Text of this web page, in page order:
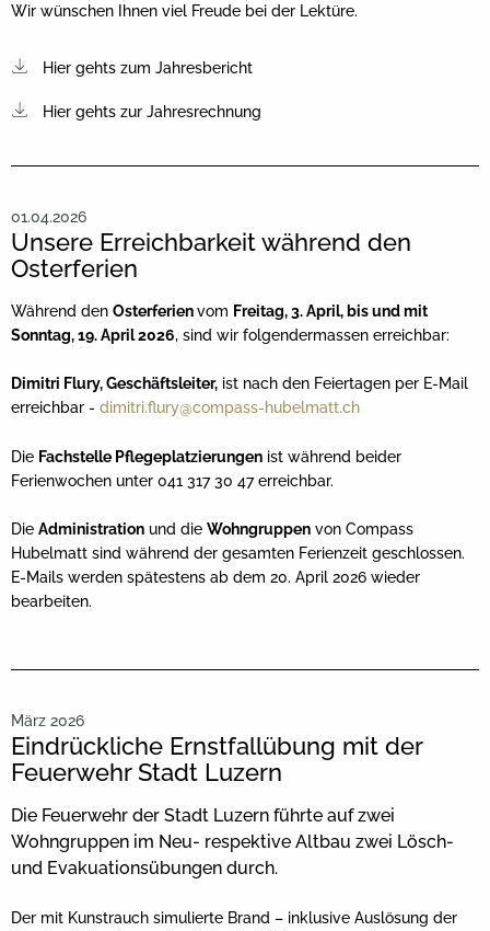
Wir wünschen Ihnen viel Freude bei der Lektüre.
Hier gehts zum Jahresbericht
Hier gehts zur Jahresrechnung
01.04.2026
Unsere Erreichbarkeit während den
Osterferien
Während den Osterferienvom Freitag, 3. April, bis und mit
Sonntag, 19. April 2026, sind wir folgendermassen erreichbar:
Dimitri Flury, Geschäftsleiter, ist nach den Feiertagen per E-Mail
erreichbar - dimitri.flury@compass-hubelmatt.ch
Die Fachstelle Pflegeplatzierungen ist während beider
Ferienwochen unter 041 317 30 47 erreichbar.
Die Administration und die Wohngruppen von Compass
Hubelmatt sind während der gesamten Ferienzeit geschlossen.
E-Mails werden spätestens ab dem 20. April 2026 wieder
bearbeiten.
März 2026
Eindrückliche Ernstfallübung mit der
Feuerwehr Stadt Luzern
Die Feuerwehr der Stadt Luzern führte auf zwei
Wohngruppen im Neu- respektive Altbau zwei Lösch-
und Evakuationsübungen durch.
Der mit Kunstrauch simulierte Brand – inklusive Auslösung der